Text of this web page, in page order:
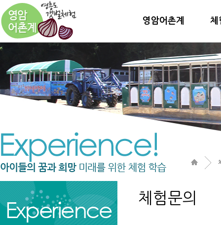
영암어촌계 체
체험문의